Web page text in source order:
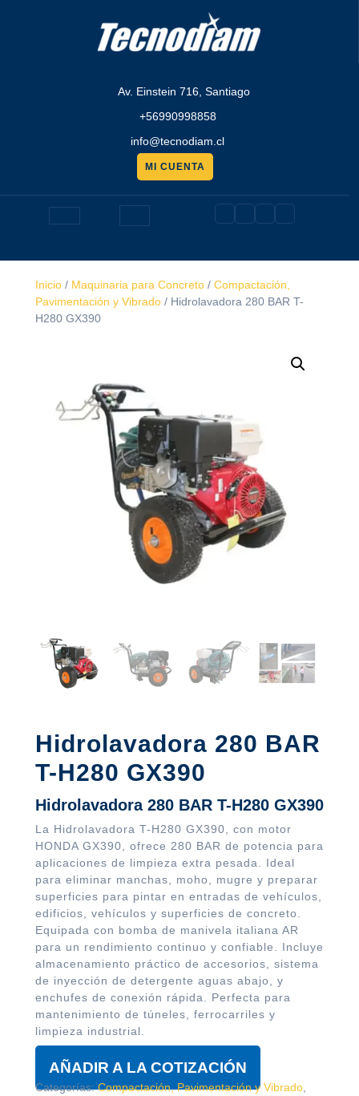
Av. Einstein 716, Santiago
+56990998858
info@tecnodiam.cl
MI CUENTA
presupuesto
Botón
de
apertura
Inicio / Maquinaria para Concreto / Compactación,
Pavimentación y Vibrado / Hidrolavadora 280 BAR T-
H280 GX390
Hidrolavadora 280 BAR
T-H280 GX390
Hidrolavadora 280 BAR T-H280 GX390
La Hidrolavadora T-H280 GX390, con motor
HONDA GX390, ofrece 280 BAR de potencia para
aplicaciones de limpieza extra pesada. Ideal
para eliminar manchas, moho, mugre y preparar
superficies para pintar en entradas de vehículos,
edificios, vehículos y superficies de concreto.
Equipada con bomba de manivela italiana AR
para un rendimiento continuo y confiable. Incluye
almacenamiento práctico de accesorios, sistema
de inyección de detergente aguas abajo, y
enchufes de conexión rápida. Perfecta para
mantenimiento de túneles, ferrocarriles y
limpieza industrial.
AÑADIR A LA COTIZACIÓN
Categorías:Compactación, Pavimentación y Vibrado